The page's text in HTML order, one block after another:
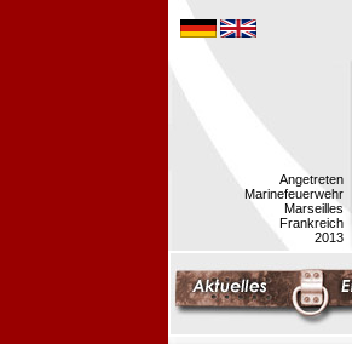
Angetreten
Marinefeuerwehr
Marseilles
Frankreich
2013